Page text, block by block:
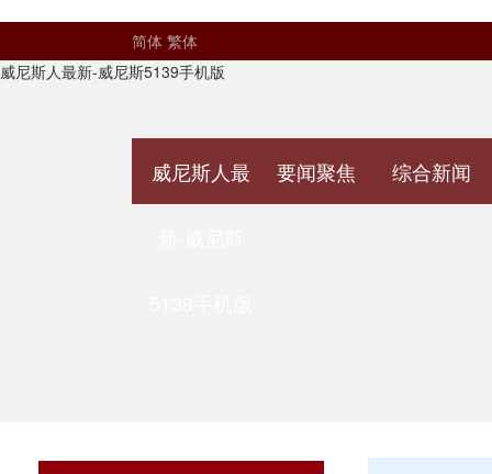
简体 繁体
威尼斯人最新-威尼斯5139手机版
威尼斯人最 要闻聚焦 综合新闻